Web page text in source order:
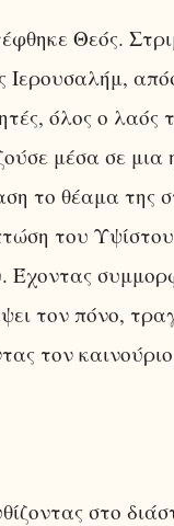
Θεός.
Ιερουσαλήμ,
όλος ο
μέσα σε
το θέαμα της
του
Έχοντας
τον πόνο,
τον
στο